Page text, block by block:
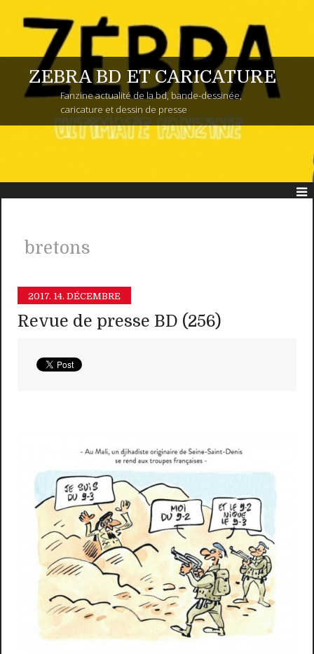
ZEBRA BD ET CARICATURE
Fanzine actualité de la bd, bande-dessinée,
caricature et dessin de presse
bretons
2017. 14. DÉCEMBRE
Revue de presse BD (256)